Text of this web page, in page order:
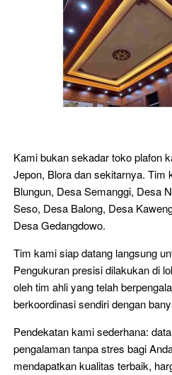
Kami bukan sekadar toko plafon
Jepon, Blora dan sekitarnya.
Blungun, Desa Semanggi, Desa
Seso, Desa Balong, Desa
Desa Gedangdowo.
Tim kami siap datang langsung
Pengukuran presisi dilakukan di
oleh tim ahli yang telah
berkoordinasi sendiri dengan
Pendekatan kami sederhana:
pengalaman tanpa stres bagi
mendapatkan kualitas terbaik,